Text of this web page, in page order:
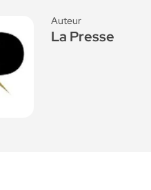
Auteur
La Presse